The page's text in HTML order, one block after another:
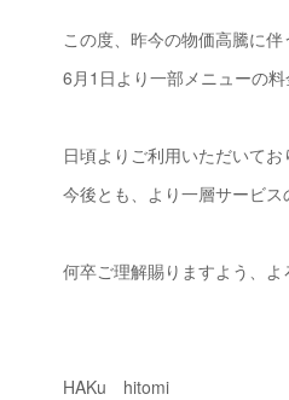
この度、昨今の物価高騰に
6月1日より一部メニューの
日頃よりご利用いただいて
今後とも、より一層サービス
何卒ご理解賜りますよう、よ
HAKu hitomi